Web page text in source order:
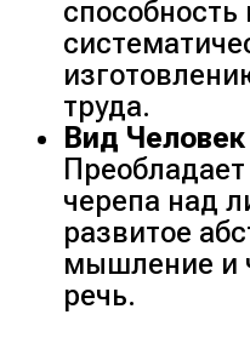
способность
труда.
Вид
черепа над
развитое
мышление и
речь.